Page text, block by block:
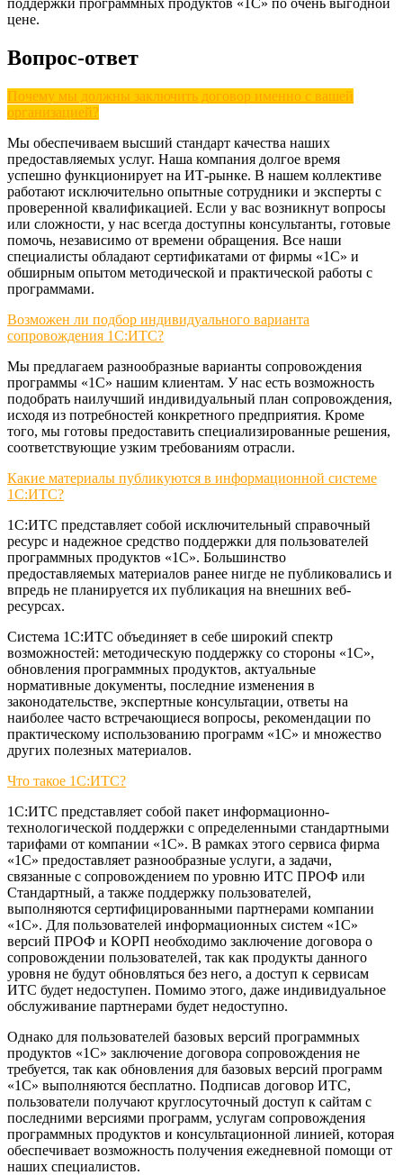
цене.
Вопрос-ответ
Почему мы должны заключить договор именно с вашей
организацией?
Мы обеспечиваем высший стандарт качества наших
предоставляемых услуг. Наша компания долгое время
успешно функционирует на ИТ-рынке. В нашем коллективе
работают исключительно опытные сотрудники и эксперты с
проверенной квалификацией. Если у вас возникнут вопросы
или сложности, у нас всегда доступны консультанты, готовые
помочь, независимо от времени обращения. Все наши
специалисты обладают сертификатами от фирмы «1С» и
обширным опытом методической и практической работы с
программами.
Возможен ли подбор индивидуального варианта
сопровождения 1С:ИТС?
Мы предлагаем разнообразные варианты сопровождения
программы «1С» нашим клиентам. У нас есть возможность
подобрать наилучший индивидуальный план сопровождения,
исходя из потребностей конкретного предприятия. Кроме
того, мы готовы предоставить специализированные решения,
соответствующие узким требованиям отрасли.
Какие материалы публикуются в информационной системе
1С:ИТС?
1С:ИТС представляет собой исключительный справочный
ресурс и надежное средство поддержки для пользователей
программных продуктов «1С». Большинство
предоставляемых материалов ранее нигде не публиковались и
впредь не планируется их публикация на внешних веб-
ресурсах.
Система 1С:ИТС объединяет в себе широкий спектр
возможностей: методическую поддержку со стороны «1С»,
обновления программных продуктов, актуальные
нормативные документы, последние изменения в
законодательстве, экспертные консультации, ответы на
наиболее часто встречающиеся вопросы, рекомендации по
практическому использованию программ «1С» и множество
других полезных материалов.
Что такое 1С:ИТС?
1С:ИТС представляет собой пакет информационно-
технологической поддержки с определенными стандартными
тарифами от компании «1С». В рамках этого сервиса фирма
«1С» предоставляет разнообразные услуги, а задачи,
связанные с сопровождением по уровню ИТС ПРОФ или
Стандартный, а также поддержку пользователей,
выполняются сертифицированными партнерами компании
«1С». Для пользователей информационных систем «1С»
версий ПРОФ и КОРП необходимо заключение договора о
сопровождении пользователей, так как продукты данного
уровня не будут обновляться без него, а доступ к сервисам
ИТС будет недоступен. Помимо этого, даже индивидуальное
обслуживание партнерами будет недоступно.
Однако для пользователей базовых версий программных
продуктов «1С» заключение договора сопровождения не
требуется, так как обновления для базовых версий программ
«1С» выполняются бесплатно. Подписав договор ИТС,
пользователи получают круглосуточный доступ к сайтам с
последними версиями программ, услугам сопровождения
программных продуктов и консультационной линией, которая
обеспечивает возможность получения ежедневной помощи от
наших специалистов.